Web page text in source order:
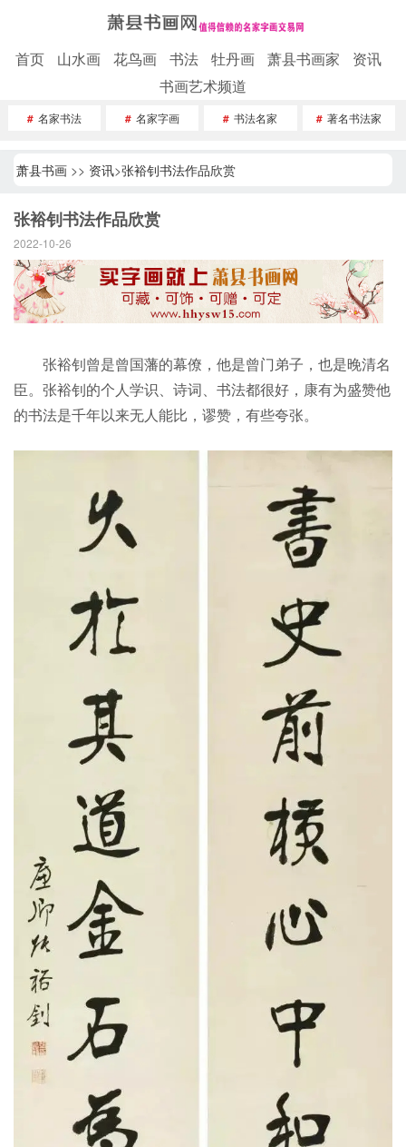
首页 山水画 花鸟画 书法 牡丹画 萧县书画家
资讯
书画艺术频道
# 名家书法 # 名家字画 # 书法名家 # 著名书法家
萧县书画>> 资讯>张裕钊书法作品欣赏
张裕钊书法作品欣赏
2022-10-26
张裕钊曾是曾国藩的幕僚，他是曾门弟子，也是晚清名
臣。张裕钊的个人学识、诗词、书法都很好，康有为盛赞他
的书法是千年以来无人能比，谬赞，有些夸张。